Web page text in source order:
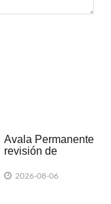
Avala Permanente
revisión de
Samuel
2026-08-06